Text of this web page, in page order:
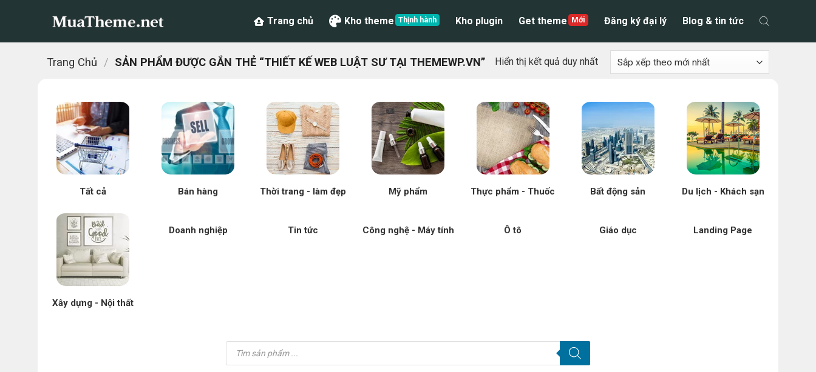
Trang chủ Kho theme Kho plugin Get theme Đăng ký đại lý Blog & tin tức
Trang Chủ / SẢN PHẨM ĐƯỢC GẮN THẺ “THIẾT KẾ WEB LUẬT SƯ TẠI THEMEWP.VN” Hiển thị kết quả duy nhất
Tất cả Bán hàng Thời trang - làm đẹp Mỹ phẩm Thực phẩm - Thuốc Bất động sản Du lịch - Khách sạn
Xây dựng - Nội thất
Doanh nghiệp Tin tức Công nghệ - Máy tính Ô tô Giáo dục Landing Page
Tìm
kiếm
sản